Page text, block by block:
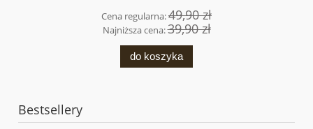
Cena regularna:49,90 zł
Najniższa cena:39,90 zł
do koszyka
Bestsellery